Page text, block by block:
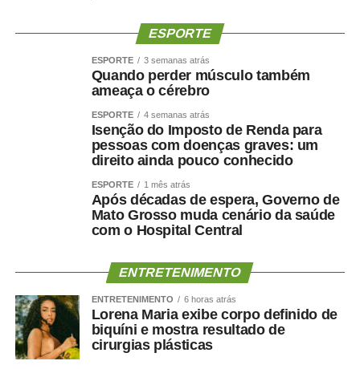
ESPORTE
ESPORTE 3 semanas atrás
Quando perder músculo também
ameaça o cérebro
ESPORTE 4 semanas atrás
Isenção do Imposto de Renda para
pessoas com doenças graves: um
direito ainda pouco conhecido
ESPORTE 1 mês atrás
Após décadas de espera, Governo de
Mato Grosso muda cenário da saúde
com o Hospital Central
ENTRETENIMENTO
ENTRETENIMENTO 6 horas atrás
Lorena Maria exibe corpo definido de
biquíni e mostra resultado de
cirurgias plásticas